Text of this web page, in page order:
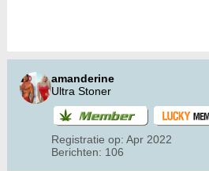
amanderine
Ultra Stoner
Registratie op: Apr 2022
Berichten: 106